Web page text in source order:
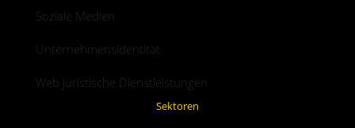
Soziale Medien
Unternehmensidentität
Web juristische Dienstleistungen
Sektoren